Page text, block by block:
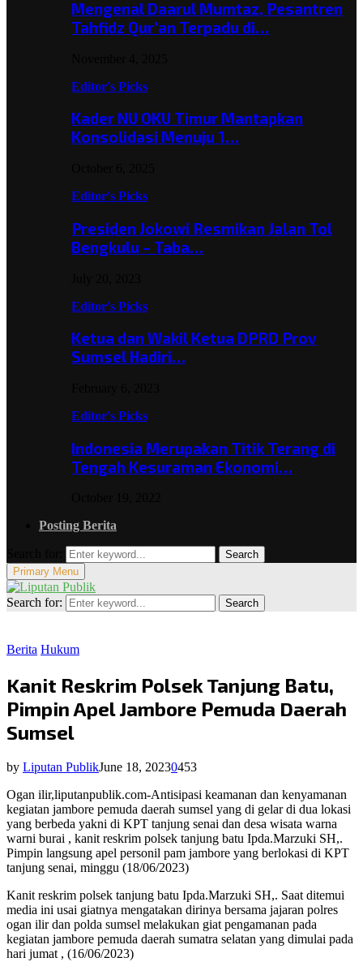
Mengenal Daarul Mumtaz, Pesantren
Tahfidz Qur’an Terpadu di…
Editor's Picks
Kader NU OKU Timur Mantapkan
Konsolidasi Menuju 1…
Editor's Picks
Presiden Jokowi Resmikan Jalan Tol
Bengkulu – Taba…
Editor's Picks
Ketua dan Wakil Ketua DPRD Prov
Sumsel Hadiri…
Editor's Picks
Indonesia Merupakan Titik Terang di
Tengah Kesuraman Ekonomi…
Posting Berita
Search
Primary Menu
Search for: Search
Berita Hukum
Kanit Reskrim Polsek Tanjung Batu,
Pimpin Apel Jambore Pemuda Daerah
Sumsel
by Liputan PublikJune 18, 20230453
Ogan ilir,liputanpublik.com-Antisipasi keamanan dan kenyamanan
kegiatan jambore pemuda daerah sumsel yang di gelar di dua lokasi
yang berbeda yakni di KPT tanjung senai dan desa wisata warna
warni burai , kanit reskrim polsek tanjung batu Ipda.Marzuki SH,.
Pimpin langsung apel personil pam jambore yang berlokasi di KPT
tanjung senai, minggu (18/06/2023)
Kanit reskrim polsek tanjung batu Ipda.Marzuki SH,. Saat ditemui
media ini usai giatnya mengatakan dirinya bersama jajaran polres
ogan ilir dan polda sumsel melakukan giat pengamanan pada
kegiatan jambore pemuda daerah sumatra selatan yang dimulai pada
hari jumat , (16/06/2023)